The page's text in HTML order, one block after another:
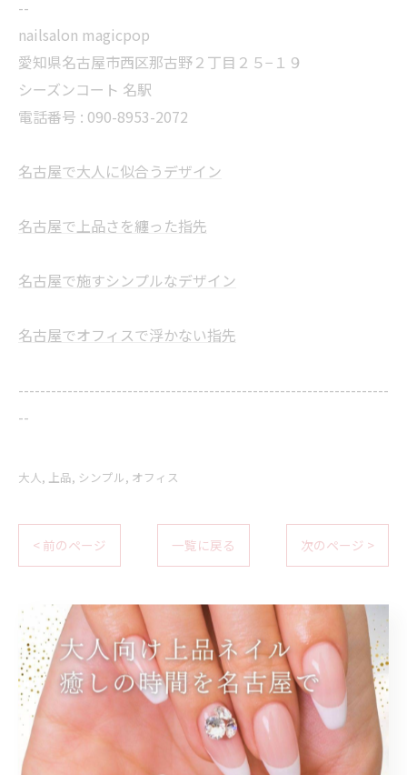
--
nailsalon magicpop
愛知県名古屋市西区那古野２丁目２５−１９
シーズンコート 名駅
電話番号 : 090-8953-2072
名古屋で大人に似合うデザイン
名古屋で上品さを纏った指先
名古屋で施すシンプルなデザイン
名古屋でオフィスで浮かない指先
--------------------------------------------------------------------
--
大人 上品 シンプル オフィス
< 前のページ 一覧に戻る 次のページ >
関連タグ
#名古屋駅ネイルサロン
#秋ネイル
#大人ネイル
#ワンカラーネイル
#グレージュ
#ニュアンスネイル